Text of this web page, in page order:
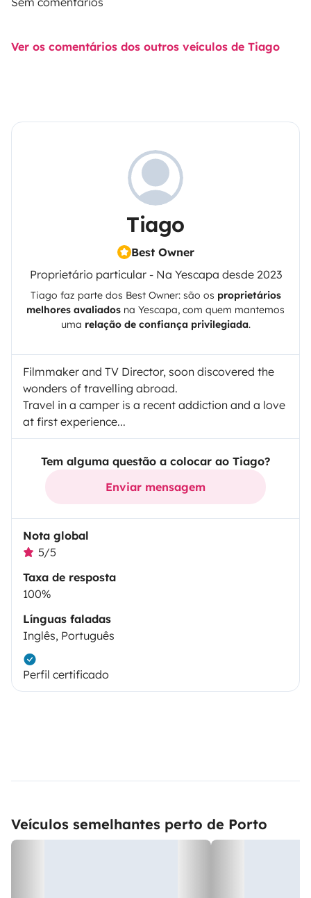
Ver os comentários dos outros veículos de Tiago
Tiago
Best Owner
Proprietário particular - Na Yescapa desde 2023
Tiago faz parte dos Best Owner: são os proprietários
melhores avaliados na Yescapa, com quem mantemos
uma relação de confiança privilegiada.
Filmmaker and TV Director, soon discovered the
wonders of travelling abroad.
Travel in a camper is a recent addiction and a love
at first experience...
Tem alguma questão a colocar ao Tiago?
Enviar mensagem
Nota global
5/5
Taxa de resposta
100%
Línguas faladas
Inglês, Português
Perfil certificado
Veículos semelhantes perto de Porto